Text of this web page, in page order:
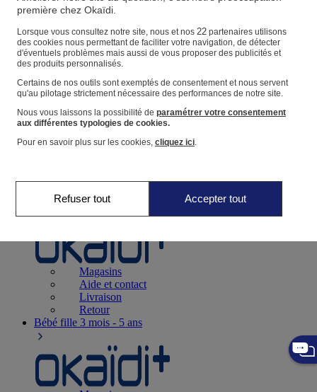
Magasin
Vos informations personnelles
Suivre une commande
Panier
Favoris
Naissance0-12 mois
Magasins
Aide et contact
Livraison
Retour
Bébé fille 3 mois - 5 ans
première chez Okaïdi.
Lorsque vous consultez notre site, nous et nos 22partenaires utilisons
des cookies nous permettant de faciliter votre navigation, de détecter
d'éventuels problèmes mais aussi de vous proposer des publicités et
des produits personnalisés.
Certains de nos outils sont exemptés de consentement et nous servent
qu'au pilotage strictement nécessaire des performances de notre site.
Nous vous laissons la possibilité de paramétrer votre consentement
aux différentes typologies de cookies.
Pour en savoir plus sur les cookies, cliquez ici.
Refuser tout Accepter tout